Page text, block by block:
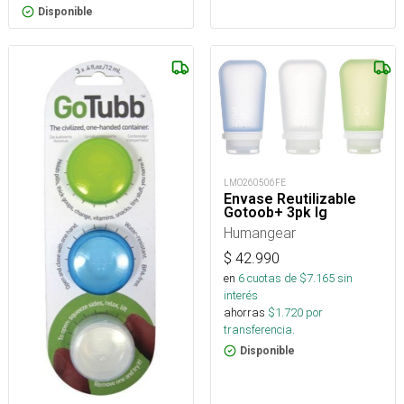
Disponible
LMO260506FE
Envase Reutilizable
Gotoob+ 3pk lg
Humangear
$ 42.990
en 6cuotas de $7.165sin
interés
ahorras $1.720 por
transferencia.
Disponible